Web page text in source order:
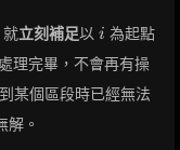
就立刻補足以 i
i 為起點
理完畢，不會再有操
某個區段時已經無法
解。